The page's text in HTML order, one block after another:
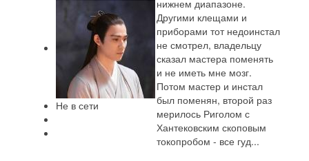
Не в сети
нижнем диапазоне.
Другими клещами и
приборами тот недоинстал
не смотрел, владельцу
сказал мастера поменять
и не иметь мне мозг.
Потом мастер и инстал
был поменян, второй раз
мерилось Риголом с
Хантековским скоповым
токопробом - все гуд...